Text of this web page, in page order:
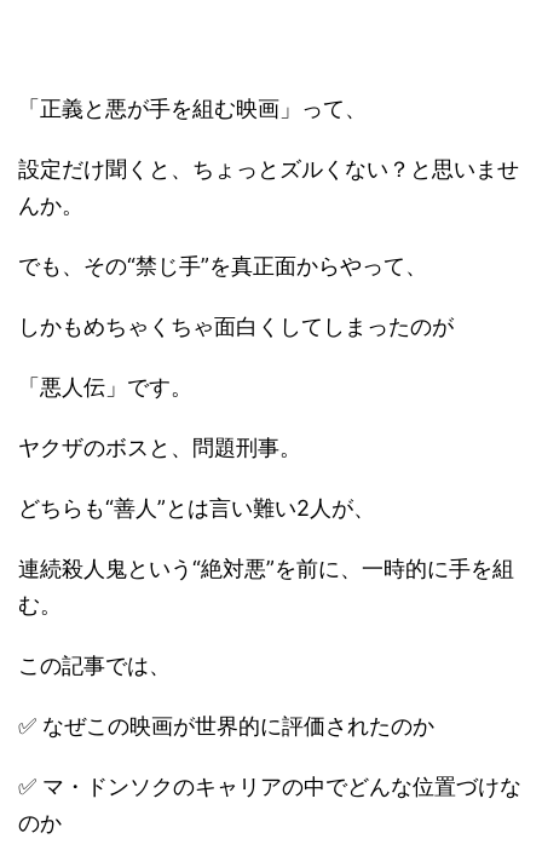
「正義と悪が手を組む映画」って、
設定だけ聞くと、ちょっとズルくない？と思いませ
んか。
でも、その“禁じ手”を真正面からやって、
しかもめちゃくちゃ面白くしてしまったのが
「悪人伝」です。
ヤクザのボスと、問題刑事。
どちらも“善人”とは言い難い2人が、
連続殺人鬼という“絶対悪”を前に、一時的に手を組
む。
この記事では、
✅ なぜこの映画が世界的に評価されたのか
✅ マ・ドンソクのキャリアの中でどんな位置づけな
のか